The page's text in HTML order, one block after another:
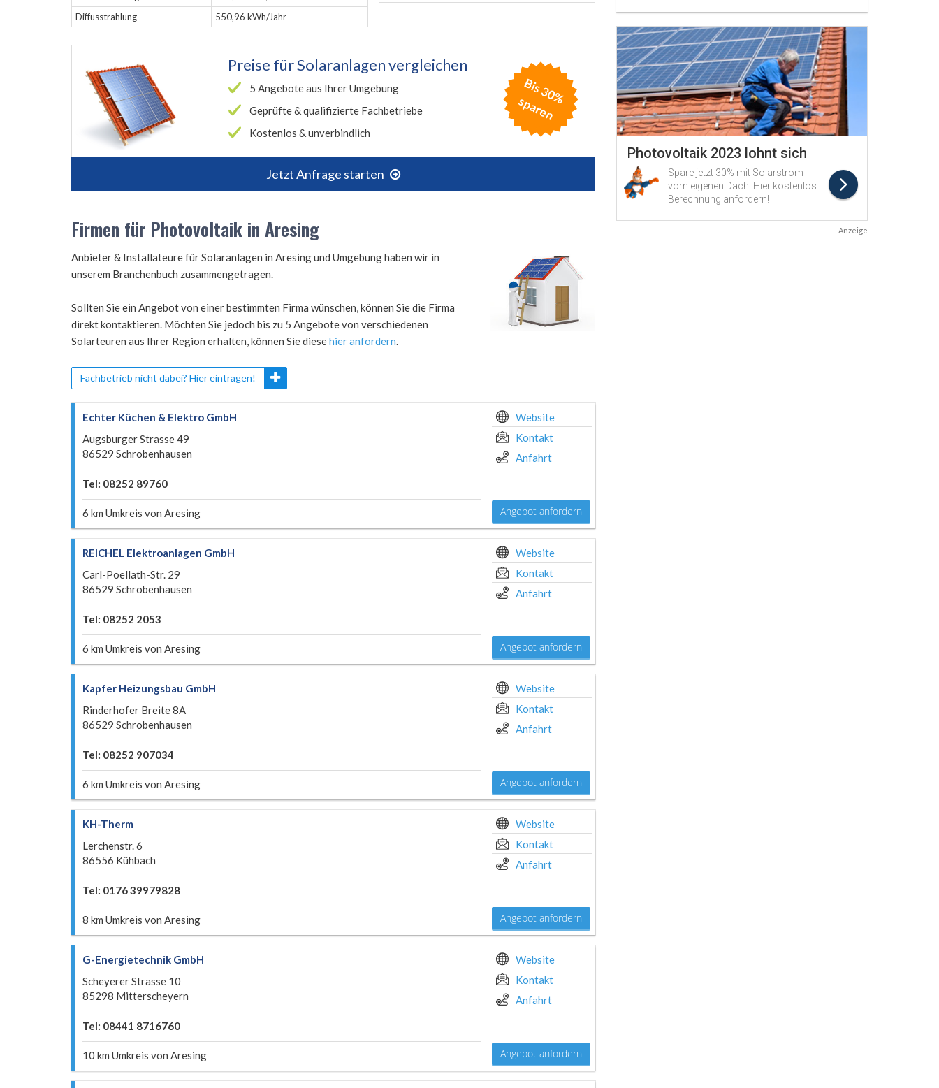
Diffusstrahlung
550,96 kWh/Jahr
Preise fürSolaranlagen vergleichen
5 Angebote aus Ihrer Umgebung
Geprüfte & qualifizierte Fachbetriebe
Kostenlos & unverbindlich
Jetzt Anfrage starten
B
is
3
0
%
s
p
a
r
e
n
Firmen für Photovoltaik in Aresing
Anbieter & Installateure für Solaranlagen in Aresing und Umgebung haben wir in
unserem Branchenbuch zusammengetragen.
Sollten Sie ein Angebot von einer bestimmten Firma wünschen, können Sie die Firma
direkt kontaktieren. Möchten Sie jedoch bis zu 5 Angebote von verschiedenen
Solarteuren aus Ihrer Region erhalten, können Sie diesehier anfordern.
Fachbetrieb nicht dabei? Hier eintragen!
Echter Küchen & Elektro GmbH
Augsburger Strasse 49
86529 Schrobenhausen
Tel: 08252 89760
6 km Umkreis von Aresing
Website
Kontakt
Anfahrt
Angebot anfordern
REICHEL Elektroanlagen GmbH
Carl-Poellath-Str. 29
86529 Schrobenhausen
Tel: 08252 2053
6 km Umkreis von Aresing
Website
Kontakt
Anfahrt
Angebot anfordern
Kapfer Heizungsbau GmbH
Rinderhofer Breite 8A
86529 Schrobenhausen
Tel: 08252 907034
6 km Umkreis von Aresing
Website
Kontakt
Anfahrt
Angebot anfordern
KH-Therm
Lerchenstr. 6
86556 Kühbach
Tel: 0176 39979828
8 km Umkreis von Aresing
Website
Kontakt
Anfahrt
Angebot anfordern
G-Energietechnik GmbH
Scheyerer Strasse 10
85298 Mitterscheyern
Tel: 08441 8716760
10 km Umkreis von Aresing
Website
Kontakt
Anfahrt
Angebot anfordern
Anzeige